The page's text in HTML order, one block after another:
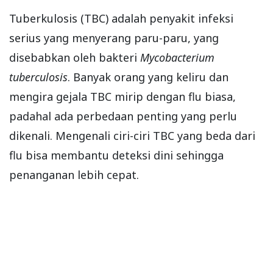
Tuberkulosis (TBC) adalah penyakit infeksi
serius yang menyerang paru-paru, yang
disebabkan oleh bakteri Mycobacterium
tuberculosis. Banyak orang yang keliru dan
mengira gejala TBC mirip dengan flu biasa,
padahal ada perbedaan penting yang perlu
dikenali. Mengenali ciri-ciri TBC yang beda dari
flu bisa membantu deteksi dini sehingga
penanganan lebih cepat.